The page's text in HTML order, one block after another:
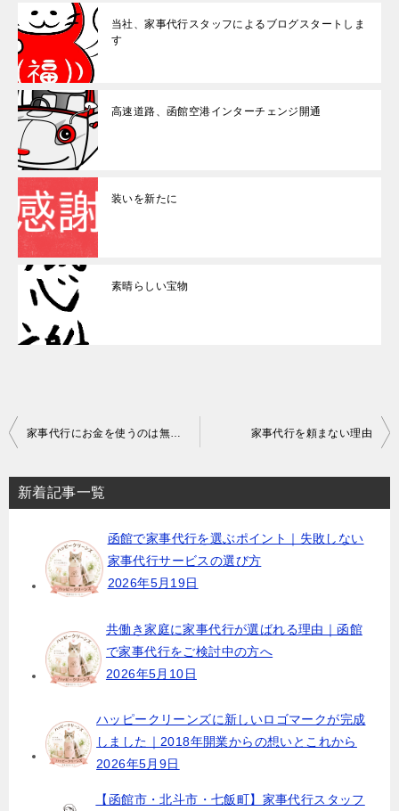
当社、家事代行スタッフによるブログスタートしま
す
高速道路、函館空港インターチェンジ開通
装いを新たに
素晴らしい宝物
投
ナ
ビ
家事代行を頼まない理由
新着記事一覧
函館で家事代行を選ぶポイント｜失敗しない
家事代行サービスの選び方
2026年5月19日
共働き家庭に家事代行が選ばれる理由｜函館
で家事代行をご検討中の方へ
2026年5月10日
ハッピークリーンズに新しいロゴマークが完成
しました｜2018年開業からの想いとこれから
2026年5月9日
【函館市・北斗市・七飯町】家事代行スタッフ